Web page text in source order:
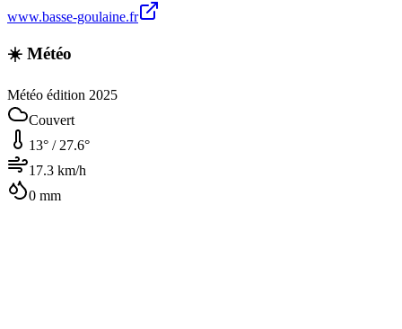
www.basse-goulaine.fr
☀️ Météo
Météo édition 2025
Couvert
13° / 27.6°
17.3 km/h
0 mm